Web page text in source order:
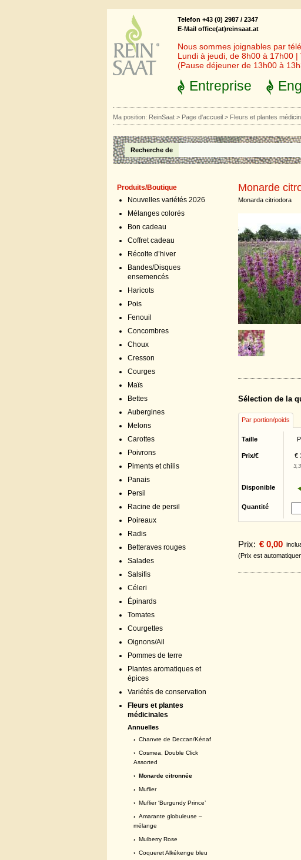
Telefon +43 (0) 2987 / 2347
E-Mail office(at)reinsaat.at
Nous sommes joignables par
Lundi à jeudi, de 8h00 à 17h00
(Pause déjeuner de 13h00 à
Entreprise
Ma position: ReinSaat > Page d'accueil > Fleurs et plantes
Recherche de
Produits/Boutique
Nouvelles variétés 2026
Mélanges colorés
Bon cadeau
Coffret cadeau
Récolte d’hiver
Bandes/Disques
ensemencés
Haricots
Pois
Fenouil
Concombres
Choux
Cresson
Courges
Maïs
Bettes
Aubergines
Melons
Carottes
Poivrons
Piments et chilis
Panais
Persil
Racine de persil
Poireaux
Radis
Betteraves rouges
Salades
Salsifis
Céleri
Épinards
Tomates
Courgettes
Oignons/Ail
Pommes de terre
Plantes aromatiques et
épices
Variétés de conservation
Fleurs et plantes
médicinales
Annuelles
› Chanvre de Deccan/Kénaf
› Cosmea, Double Click
Assorted
› Monarde citronnée
› Muflier
› Muflier ‘Burgundy Prince’
› Amarante globuleuse –
mélange
› Mulberry Rose
› Coqueret Alkékenge bleu
Monarde
Monarda citriodora
Sélection de la
Par portion/poids
Taille
Prix/€ €
Disponible
Quantité
Prix: € 0,00
(Prix est